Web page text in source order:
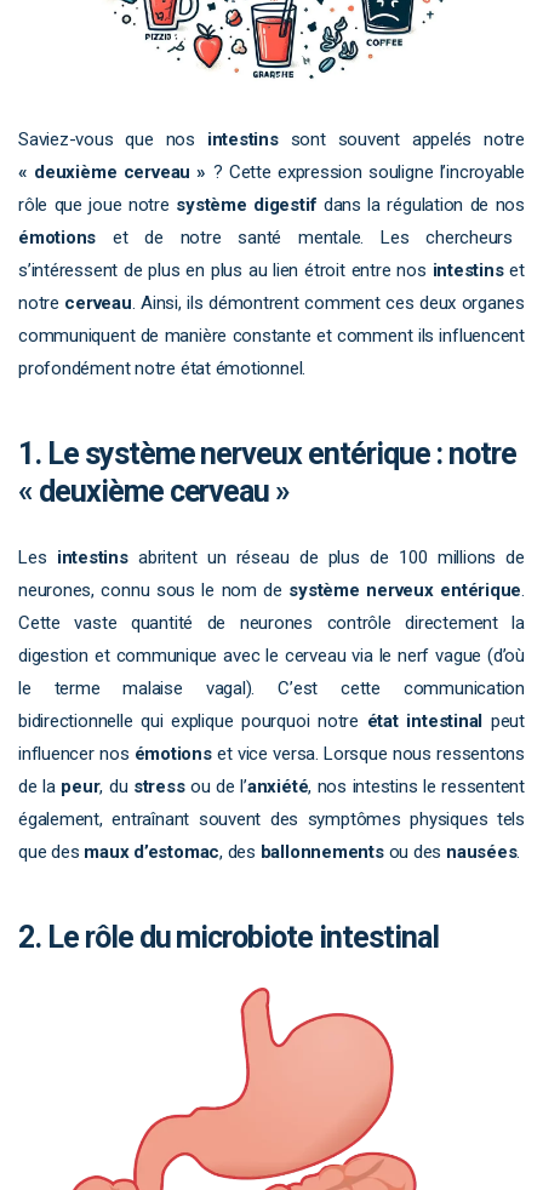
Saviez-vous que nos intestinssont souvent appelés notre
« deuxième cerveau » ? Cette expression souligne l’incroyable
rôle que joue notre système digestif dans la régulation de nos
émotions et de notre santé mentale. Les chercheurs
s’intéressent de plus en plus au lien étroit entre nos intestinset
notre cerveau. Ainsi, ils démontrent comment ces deux organes
communiquent de manière constante et comment ils influencent
profondément notre état émotionnel.
1. Le système nerveux entérique : notre
« deuxième cerveau »
Les intestinsabritent un réseau de plus de 100 millions de
neurones, connu sous le nom de système nerveux entérique.
Cette vaste quantité de neurones contrôle directement la
digestion et communique avec le cerveau via le nerf vague (d’où
le terme malaise vagal). C’est cette communication
bidirectionnelle qui explique pourquoi notre état intestinal peut
influencer nos émotionset vice versa. Lorsque nous ressentons
de lapeur, du stressou de l’anxiété, nos intestins le ressentent
également, entraînant souvent des symptômes physiques tels
que des maux d’estomac, des ballonnementsou des nausées.
2. Le rôle du microbiote intestinal